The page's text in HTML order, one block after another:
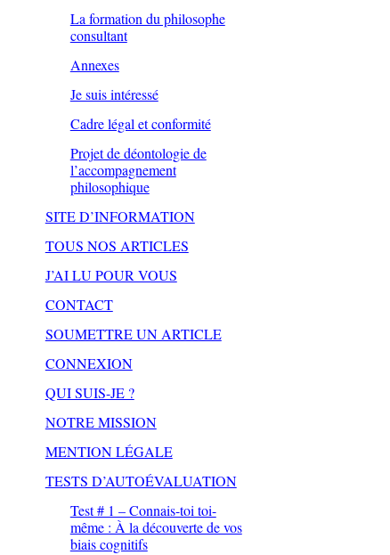
La formation du philosophe
consultant
Annexes
Je suis intéressé
Cadre légal et conformité
Projet de déontologie de
l’accompagnement
philosophique
SITE D’INFORMATION
TOUS NOS ARTICLES
J’AI LU POUR VOUS
CONTACT
SOUMETTRE UN ARTICLE
CONNEXION
QUI SUIS-JE ?
NOTRE MISSION
MENTION LÉGALE
TESTS D’AUTOÉVALUATION
Test # 1 – Connais-toi toi-
même : À la découverte de vos
biais cognitifs